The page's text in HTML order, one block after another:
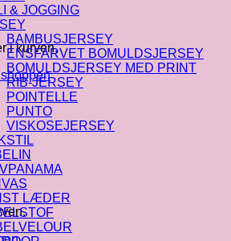
i kurven.
& JOGGING
BAMBUSJERSEY
ENSFARVET BOMULDSJERSEY
BOMULDSJERSEY MED PRINT
RIB-JERSEY
POINTELLE
PUNTO
VISKOSEJERSEY
LÆDER